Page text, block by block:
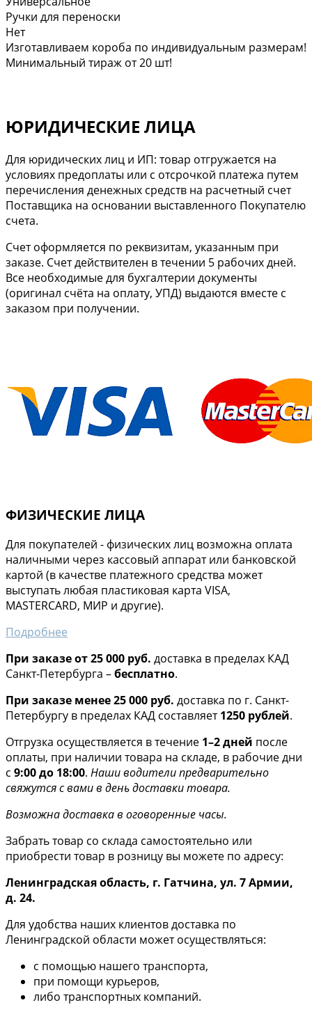
Ручки для переноски
Нет
Изготавливаем короба по индивидуальным размерам!
Минимальный тираж от 20 шт!
ЮРИДИЧЕСКИЕ ЛИЦА
Для юридических лиц и ИП: товар отгружается на
условиях предоплаты или с отсрочкой платежа путем
перечисления денежных средств на расчетный счет
Поставщика на основании выставленного Покупателю
счета.
Cчет оформляется по реквизитам, указанным при
заказе. Счет действителен в течении 5 рабочих дней.
Все необходимые для бухгалтерии документы
(оригинал счёта на оплату, УПД) выдаются вместе с
заказом при получении.
ФИЗИЧЕСКИЕ ЛИЦА
Для покупателей - физических лиц возможна оплата
наличными через кассовый аппарат или банковской
картой (в качестве платежного средства может
выступать любая пластиковая карта VISA,
MASTERCARD, МИР и другие).
Подробнее
При заказе от 25 000 руб. доставка в пределах КАД
Санкт-Петербурга –бесплатно.
При заказе менее 25 000 руб. доставка по г. Санкт-
Петербургу в пределах КАД составляет1250 рублей.
Отгрузка осуществляется в течение 1–2 дней после
оплаты, при наличии товара на складе, в рабочие дни
с 9:00 до 18:00. Наши водители предварительно
свяжутся с вами в день доставки товара.
Возможна доставка в оговоренные часы.
Забрать товар со склада самостоятельно или
приобрести товар в розницу вы можете по адресу:
Ленинградская область, г. Гатчина, ул. 7 Армии,
д. 24.
Для удобства наших клиентов доставка по
Ленинградской области может осуществляться:
с помощью нашего транспорта,
при помощи курьеров,
либо транспортных компаний.